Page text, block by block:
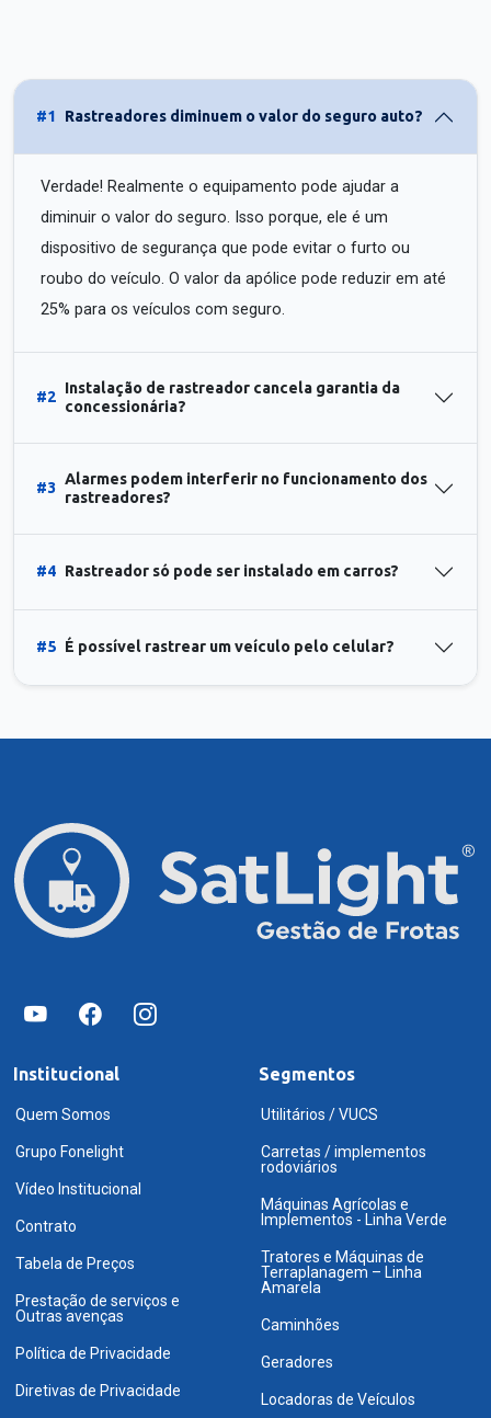
#1 Rastreadores diminuem o valor do seguro auto?
Verdade! Realmente o equipamento pode ajudar a
diminuir o valor do seguro. Isso porque, ele é um
dispositivo de segurança que pode evitar o furto ou
roubo do veículo. O valor da apólice pode reduzir em até
25% para os veículos com seguro.
#2
Instalação de rastreador cancela garantia da
concessionária?
#3
Alarmes podem interferir no funcionamento dos
rastreadores?
#4 Rastreador só pode ser instalado em carros?
#5 É possível rastrear um veículo pelo celular?
Institucional
Quem Somos
Grupo Fonelight
Vídeo Institucional
Contrato
Tabela de Preços
Prestação de serviços e
Outras avenças
Política de Privacidade
Diretivas de Privacidade
Segmentos
Utilitários / VUCS
Carretas / implementos
rodoviários
Máquinas Agrícolas e
Implementos - Linha Verde
Tratores e Máquinas de
Terraplanagem – Linha
Amarela
Caminhões
Geradores
Locadoras de Veículos